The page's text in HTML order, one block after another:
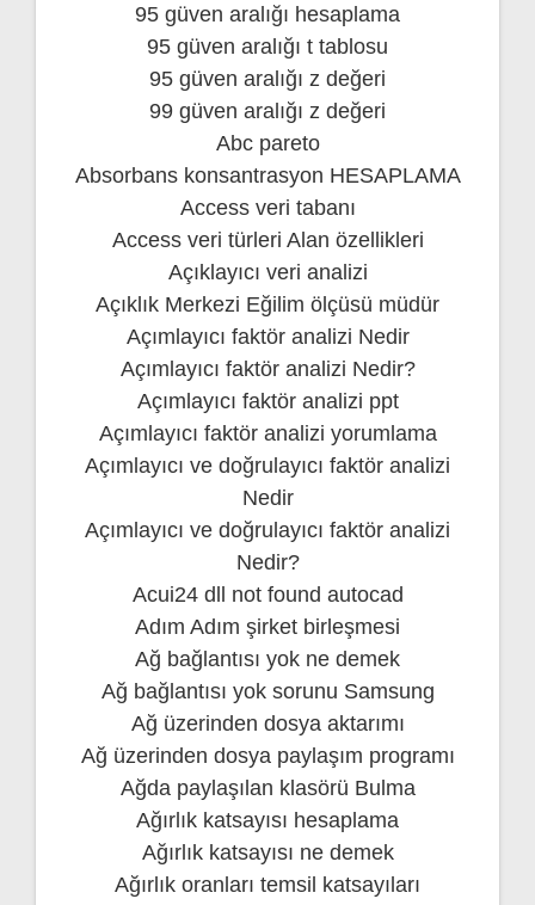
95 güven aralığı hesaplama
95 güven aralığı t tablosu
95 güven aralığı z değeri
99 güven aralığı z değeri
Abc pareto
Absorbans konsantrasyon HESAPLAMA
Access veri tabanı
Access veri türleri Alan özellikleri
Açıklayıcı veri analizi
Açıklık Merkezi Eğilim ölçüsü müdür
Açımlayıcı faktör analizi Nedir
Açımlayıcı faktör analizi Nedir?
Açımlayıcı faktör analizi ppt
Açımlayıcı faktör analizi yorumlama
Açımlayıcı ve doğrulayıcı faktör analizi
Nedir
Açımlayıcı ve doğrulayıcı faktör analizi
Nedir?
Acui24 dll not found autocad
Adım Adım şirket birleşmesi
Ağ bağlantısı yok ne demek
Ağ bağlantısı yok sorunu Samsung
Ağ üzerinden dosya aktarımı
Ağ üzerinden dosya paylaşım programı
Ağda paylaşılan klasörü Bulma
Ağırlık katsayısı hesaplama
Ağırlık katsayısı ne demek
Ağırlık oranları temsil katsayıları